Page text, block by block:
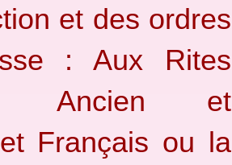
et des ordres
: Aux Rites
Ancien et
Français ou la